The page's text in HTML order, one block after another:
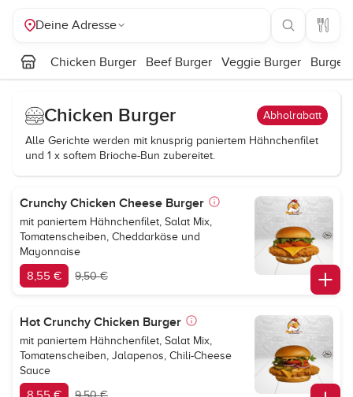
Deine Adresse
Chicken Burger Beef Burger Veggie Burger Burger
Chicken Burger Abholrabatt
Alle Gerichte werden mit knusprig paniertem Hähnchenfilet
und 1 x softem Brioche-Bun zubereitet.
Crunchy Chicken Cheese Burger
mit paniertem Hähnchenfilet, Salat Mix,
Tomatenscheiben, Cheddarkäse und
Mayonnaise
8,55 € 9,50 €
Hot Crunchy Chicken Burger
mit paniertem Hähnchenfilet, Salat Mix,
Tomatenscheiben, Jalapenos, Chili-Cheese
Sauce